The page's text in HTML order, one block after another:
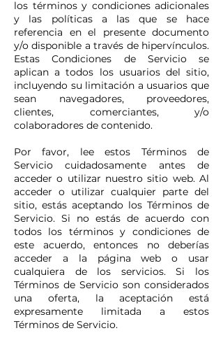
los términos y condiciones adicionales
y las políticas a las que se hace
referencia en el presente documento
y/o disponible a través de hipervínculos.
Estas Condiciones de Servicio se
aplican a todos los usuarios del sitio,
incluyendo su limitación a usuarios que
sean navegadores, proveedores,
clientes, comerciantes, y/o
colaboradores de contenido.
Por favor, lee estos Términos de
Servicio cuidadosamente antes de
acceder o utilizar nuestro sitio web. Al
acceder o utilizar cualquier parte del
sitio, estás aceptando los Términos de
Servicio. Si no estás de acuerdo con
todos los términos y condiciones de
este acuerdo, entonces no deberías
acceder a la página web o usar
cualquiera de los servicios. Si los
Términos de Servicio son considerados
una oferta, la aceptación está
expresamente limitada a estos
Términos de Servicio.